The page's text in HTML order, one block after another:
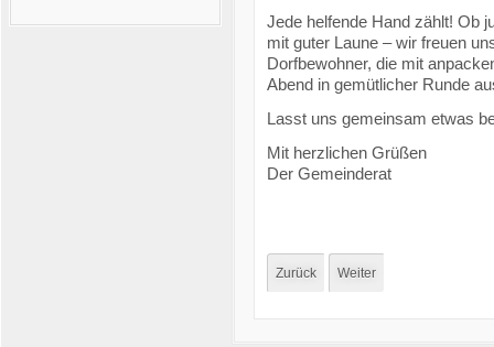
Jede helfende Hand zählt! Ob
mit guter Laune – wir freuen
Dorfbewohner, die mit
Abend in gemütlicher Runde
Lasst uns gemeinsam etwas
Mit herzlichen Grüßen
Der Gemeinderat
Zurück Weiter